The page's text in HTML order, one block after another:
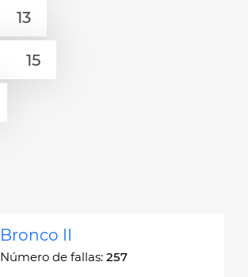
Bronco II
Número de fallas: 257